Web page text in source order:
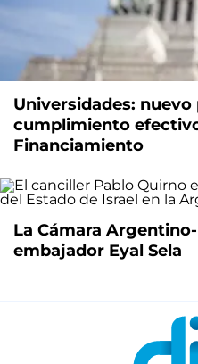
Universidades:
cumplimiento
Financiamiento
La Cámara
embajador Eyal Sela